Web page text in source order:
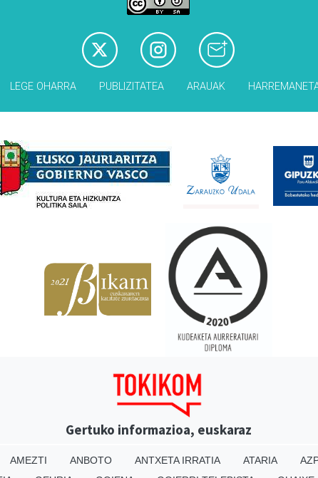
LEGE OHARRA PUBLIZITATEA ARAUAK
Gertuko informazioa, euskaraz
AMEZTI ANBOTO ANTXETA IRRATIA ATARIA